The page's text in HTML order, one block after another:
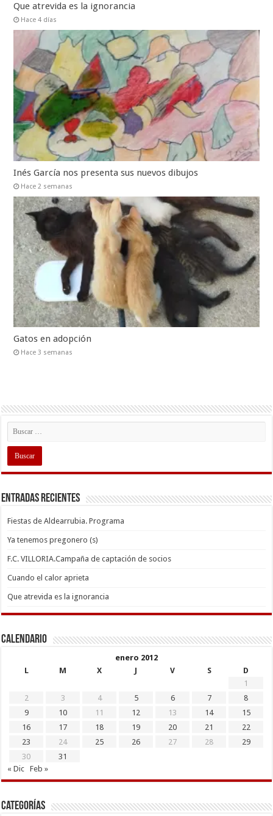
Que atrevida es la ignorancia
Hace 4 días
Inés García nos presenta sus nuevos dibujos
Hace 2 semanas
Gatos en adopción
Hace 3 semanas
Entradas recientes
Fiestas de Aldearrubia. Programa
Ya tenemos pregonero (s)
F.C. VILLORIA.Campaña de captación de socios
Cuando el calor aprieta
Que atrevida es la ignorancia
Calendario
enero 2012
L
M X J V S
D
1
2
3 4 5 6 7
8
9
10 11 12 13 14
15
16
17 18 19 20 21
22
23
24 25 26 27 28
29
30
31
« Dic
Feb »
Categorías